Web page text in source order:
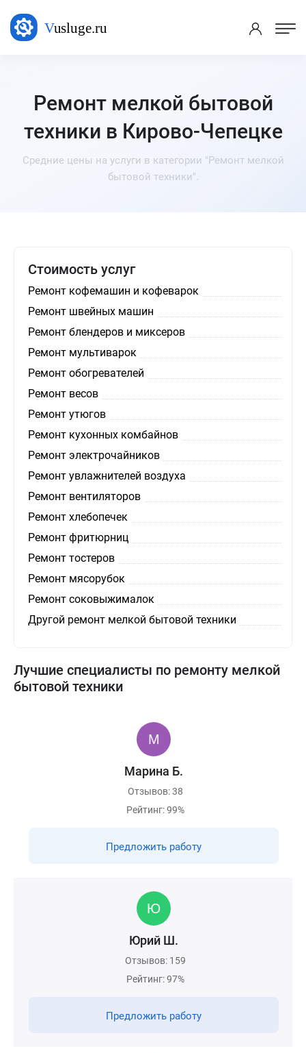
Ремонт мелкой бытовой
техники в Кирово-Чепецке
Средние цены на услуги в категории "Ремонт мелкой
бытовой техники".
Стоимость услуг
Ремонт кофемашин и кофеварок
Ремонт швейных машин
Ремонт блендеров и миксеров
Ремонт мультиварок
Ремонт обогревателей
Ремонт весов
Ремонт утюгов
Ремонт кухонных комбайнов
Ремонт электрочайников
Ремонт увлажнителей воздуха
Ремонт вентиляторов
Ремонт хлебопечек
Ремонт фритюрниц
Ремонт тостеров
Ремонт мясорубок
Ремонт соковыжималок
Другой ремонт мелкой бытовой техники
Лучшие специалисты по ремонту мелкой
бытовой техники
Марина Б.
Отзывов: 38
Рейтинг: 99%
Предложить работу
Юрий Ш.
Отзывов: 159
Рейтинг: 97%
Предложить работу